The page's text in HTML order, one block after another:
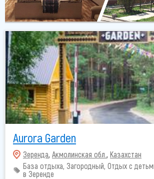
Aurora Garden
Зеренда Акмолинская обл. Казахстан
База отдыха, Загородный, Отдых с
в Зеренде